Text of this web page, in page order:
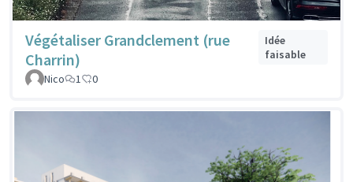
Végétaliser Grandclement (rue
Charrin)
Idée
faisable
Nico
1 0